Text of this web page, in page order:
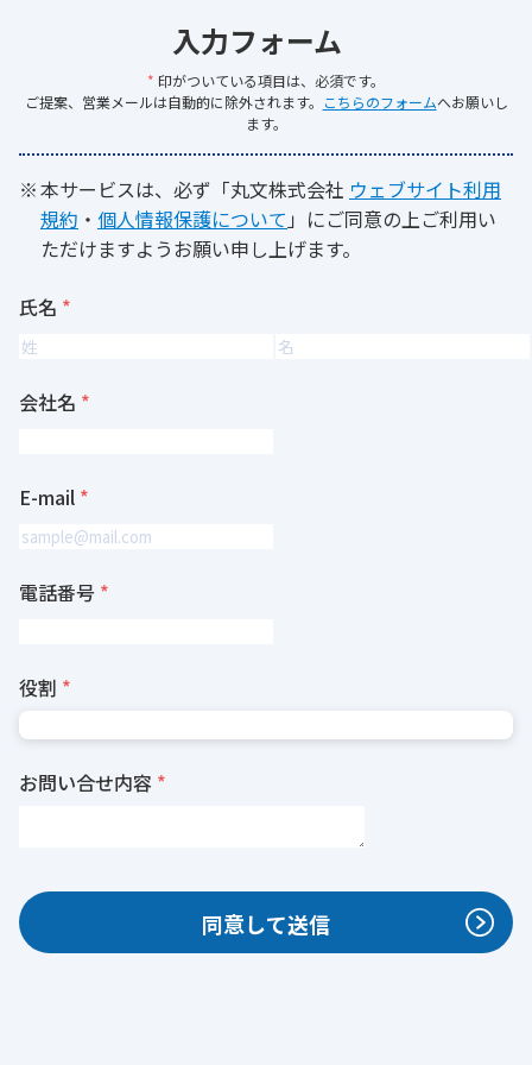
入力フォーム
* 印がついている項目は、必須です。
ご提案、営業メールは自動的に除外されます。 こちらのフォームへお願いし
ます。
本サービスは、必ず「丸文株式会社 ウェブサイト利用
規約 ・ 個人情報保護について 」にご同意の上ご利用い
ただけますようお願い申し上げます。
氏名
会社名
E-mail
電話番号
役割
お問い合せ内容